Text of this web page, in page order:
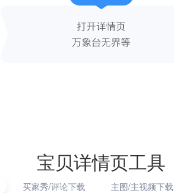
宝贝详情页工具
买家秀/评论下载 主图/主视频下载